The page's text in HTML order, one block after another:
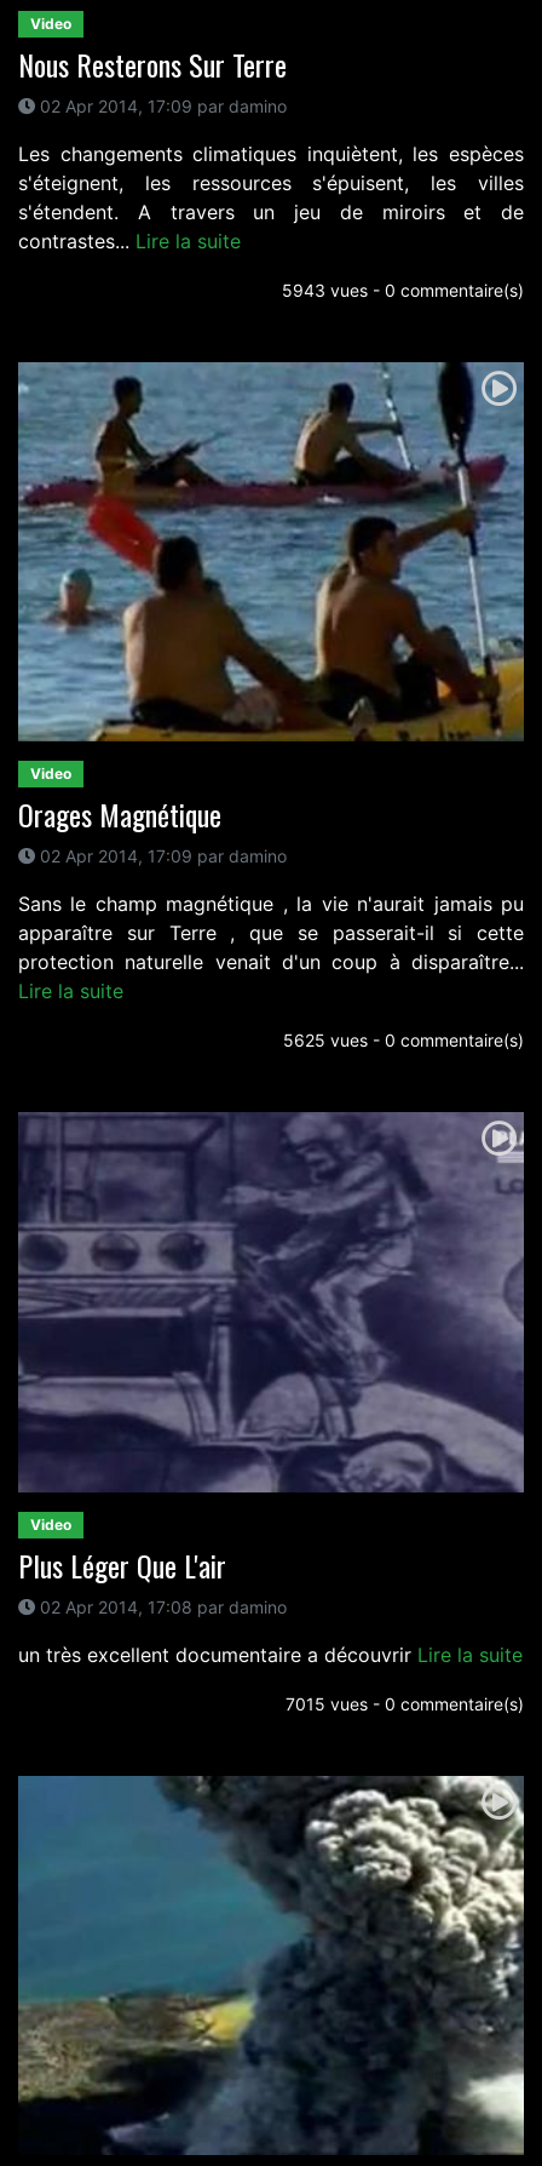
Video
Nous Resterons Sur Terre
02 Apr 2014, 17:09 par damino
Les changements climatiques inquiètent, les espèces
s'éteignent, les ressources s'épuisent, les villes
s'étendent. A travers un jeu de miroirs et de
contrastes... Lire la suite
5943 vues - 0 commentaire(s)
Video
Orages Magnétique
02 Apr 2014, 17:09 par damino
Sans le champ magnétique , la vie n'aurait jamais pu
apparaître sur Terre , que se passerait-il si cette
protection naturelle venait d'un coup à disparaître...
Lire la suite
5625 vues - 0 commentaire(s)
Video
Plus Léger Que L'air
02 Apr 2014, 17:08 par damino
un très excellent documentaire a découvrir Lire la suite
7015 vues - 0 commentaire(s)